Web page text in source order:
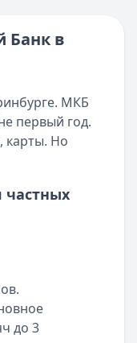
кредит
стали еще
году
важно знать о
в 2025 году
5 000 000 рублей
Банк в
МКБ
первый год.
карты. Но
частных
до 3